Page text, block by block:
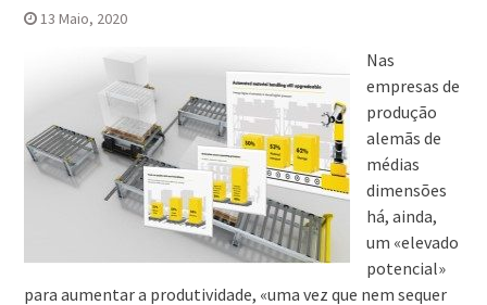
13 Maio, 2020
Nas
empresas de
produção
alemãs de
médias
dimensões
há, ainda,
um «elevado
potencial»
para aumentar a produtividade, «uma vez que nem sequer